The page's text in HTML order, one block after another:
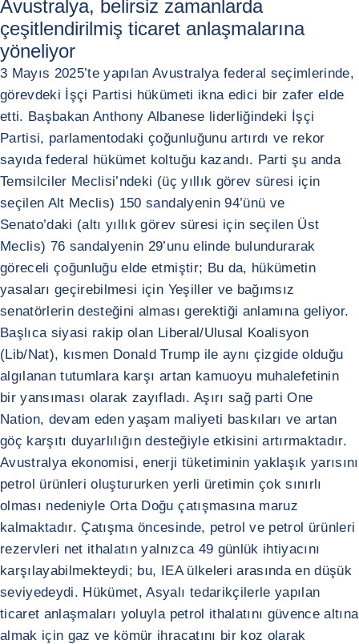
Avustralya, belirsiz zamanlarda
çeşitlendirilmiş ticaret anlaşmalarına
yöneliyor
3 Mayıs 2025’te yapılan Avustralya federal seçimlerinde,
görevdeki İşçi Partisi hükümeti ikna edici bir zafer elde
etti. Başbakan Anthony Albanese liderliğindeki İşçi
Partisi, parlamentodaki çoğunluğunu artırdı ve rekor
sayıda federal hükümet koltuğu kazandı. Parti şu anda
Temsilciler Meclisi’ndeki (üç yıllık görev süresi için
seçilen Alt Meclis) 150 sandalyenin 94’ünü ve
Senato’daki (altı yıllık görev süresi için seçilen Üst
Meclis) 76 sandalyenin 29’unu elinde bulundurarak
göreceli çoğunluğu elde etmiştir; Bu da, hükümetin
yasaları geçirebilmesi için Yeşiller ve bağımsız
senatörlerin desteğini alması gerektiği anlamına geliyor.
Başlıca siyasi rakip olan Liberal/Ulusal Koalisyon
(Lib/Nat), kısmen Donald Trump ile aynı çizgide olduğu
algılanan tutumlara karşı artan kamuoyu muhalefetinin
bir yansıması olarak zayıfladı. Aşırı sağ parti One
Nation, devam eden yaşam maliyeti baskıları ve artan
göç karşıtı duyarlılığın desteğiyle etkisini artırmaktadır.
Avustralya ekonomisi, enerji tüketiminin yaklaşık yarısını
petrol ürünleri oluştururken yerli üretimin çok sınırlı
olması nedeniyle Orta Doğu çatışmasına maruz
kalmaktadır. Çatışma öncesinde, petrol ve petrol ürünleri
rezervleri net ithalatın yalnızca 49 günlük ihtiyacını
karşılayabilmekteydi; bu, IEA ülkeleri arasında en düşük
seviyedeydi. Hükümet, Asyalı tedarikçilerle yapılan
ticaret anlaşmaları yoluyla petrol ithalatını güvence altına
almak için gaz ve kömür ihracatını bir koz olarak